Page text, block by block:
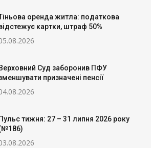
оренда житла: податкова
картки, штраф 50%
Верховний Суд заборонив ПФУ
призначені пенсії
Пульс тижня: 27 – 31 липня 2026 року